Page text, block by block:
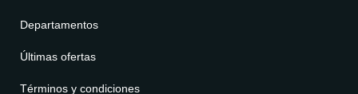
Departamentos
Últimas ofertas
Términos y condiciones